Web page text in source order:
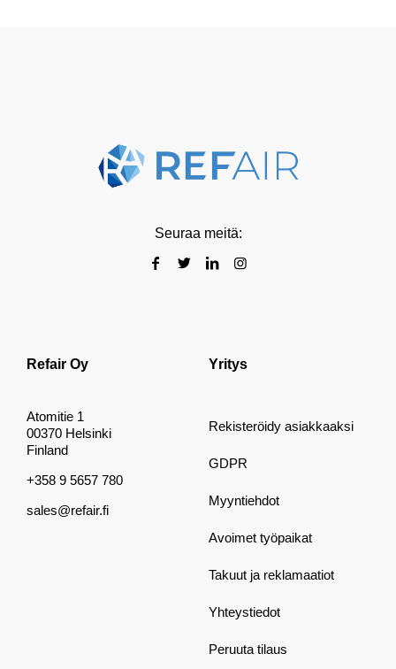
Seuraa meitä:
Refair Oy
Atomitie 1
00370 Helsinki
Finland
+358 9 5657 780
sales@refair.fi
Yritys
Rekisteröidy asiakkaaksi
GDPR
Myyntiehdot
Avoimet työpaikat
Takuut ja reklamaatiot
Yhteystiedot
Peruuta tilaus